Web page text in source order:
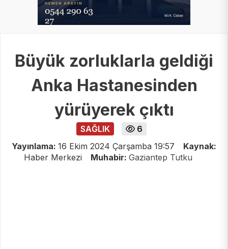
Büyük zorluklarla geldiği
Anka Hastanesinden
yürüyerek çıktı
SAĞLIK
6
Yayınlama: 16 Ekim 2024 Çarşamba 19:57
Kaynak:
Haber Merkezi
Muhabir: Gaziantep Tutku